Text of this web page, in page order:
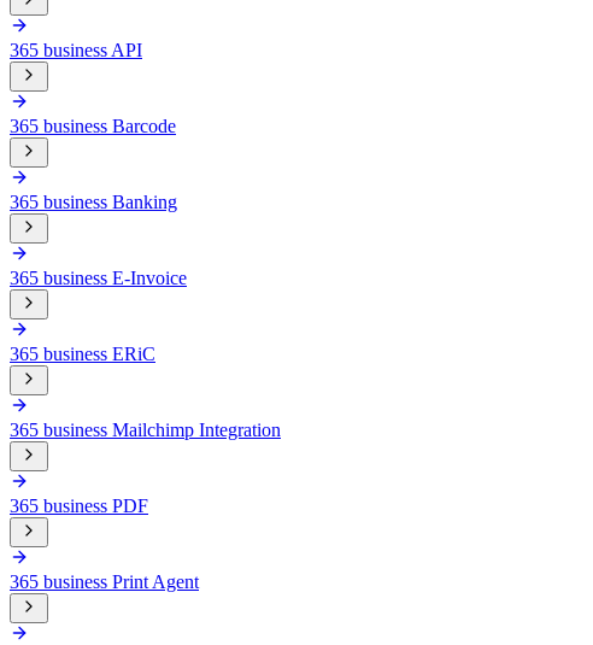
365 business API
365 business Barcode
365 business Banking
365 business E-Invoice
365 business ERiC
365 business Mailchimp Integration
365 business PDF
365 business Print Agent